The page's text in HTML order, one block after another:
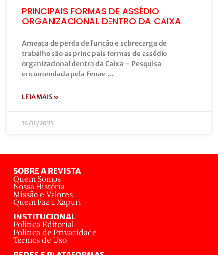
PRINCIPAIS FORMAS DE ASSÉDIO
ORGANIZACIONAL DENTRO DA CAIXA
Ameaça de perda de função e sobrecarga de
trabalho são as principais formas de assédio
organizacional dentro da Caixa – Pesquisa
encomendada pela Fenae …
LEIA MAIS »
14/10/2025
SOBRE A REVISTA
Quem Somos
Nossa História
Missão e Valores
Quem Faz a Xapuri
INSTITUCIONAL
Política Editorial
Política de Privacidade
Termos de Uso